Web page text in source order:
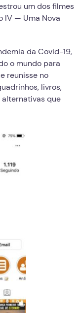
um dos filmes
IV — Uma Nova
da Covid-19,
o mundo para
reunisse no
livros,
alternativas que